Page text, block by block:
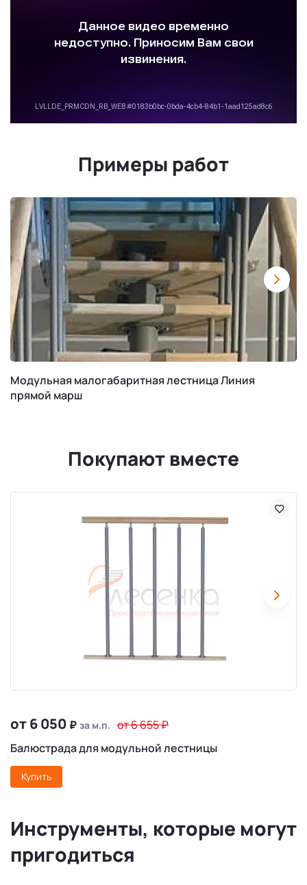
Примеры работ
Модульная малогабаритная лестница Линия
прямой марш
Покупают вместе
от 6 050 ₽ за м.п. от 6 655₽
Балюстрада для модульной лестницы
Купить
Инструменты, которые могут
пригодиться